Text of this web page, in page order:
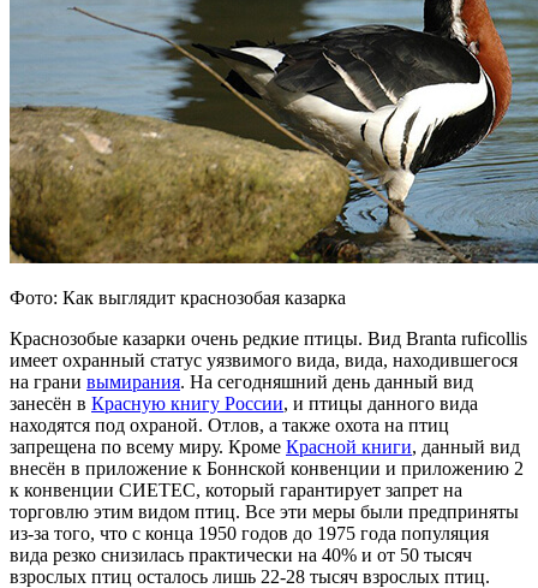
Фото: Как выглядит краснозобая казарка
Краснозобые казарки очень редкие птицы. Вид Branta ruficollis
имеет охранный статус уязвимого вида, вида, находившегося
на грани вымирания. На сегодняшний день данный вид
занесён в Красную книгу России, и птицы данного вида
находятся под охраной. Отлов, а также охота на птиц
запрещена по всему миру. Кроме Красной книги, данный вид
внесён в приложение к Боннской конвенции и приложению 2
к конвенции СИЕТЕС, который гарантирует запрет на
торговлю этим видом птиц. Все эти меры были предприняты
из-за того, что с конца 1950 годов до 1975 года популяция
вида резко снизилась практически на 40% и от 50 тысяч
взрослых птиц осталось лишь 22-28 тысяч взрослых птиц.